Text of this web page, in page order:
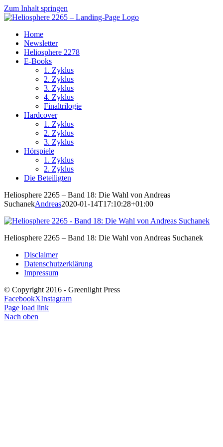
Zum Inhalt springen
Home
Newsletter
Heliosphere 2278
E-Books
1. Zyklus
2. Zyklus
3. Zyklus
4. Zyklus
Finaltrilogie
Hardcover
1. Zyklus
2. Zyklus
3. Zyklus
Hörspiele
1. Zyklus
2. Zyklus
Die Beteiligten
Heliosphere 2265 – Band 18: Die Wahl von Andreas
SuchanekAndreas2020-01-14T17:10:28+01:00
Heliosphere 2265 – Band 18: Die Wahl von Andreas Suchanek
Disclaimer
Datenschutzerklärung
Impressum
© Copyright 2016 - Greenlight Press
FacebookXInstagram
Page load link
Nach oben